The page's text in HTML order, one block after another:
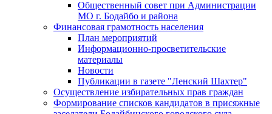
Общественный совет при Администрации
МО г. Бодайбо и района
Финансовая грамотность населения
План мероприятий
Информационно-просветительские
материалы
Новости
Публикации в газете "Ленский Шахтер"
Осуществление избирательных прав граждан
Формирование списков кандидатов в присяжные